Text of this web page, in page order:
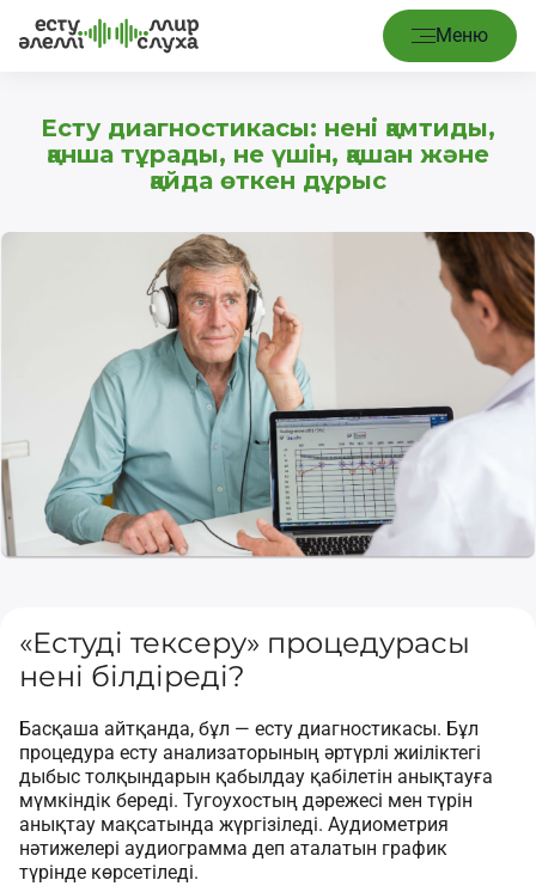
Меню
Есту диагностикасы: нені қамтиды,
қанша тұрады, не үшін, қашан және
қайда өткен дұрыс
«Естуді тексеру» процедурасы
нені білдіреді?
Басқаша айтқанда, бұл — есту диагностикасы. Бұл
процедура есту анализаторының әртүрлі жиіліктегі
дыбыс толқындарын қабылдау қабілетін анықтауға
мүмкіндік береді. Тугоухостың дәрежесі мен түрін
анықтау мақсатында жүргізіледі. Аудиометрия
нәтижелері аудиограмма деп аталатын график
түрінде көрсетіледі.